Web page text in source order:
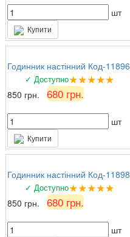
шт
Купити
Годинник настінний Код-11896
✓ Доступно★★★★★
850 грн. 680 грн.
шт
Купити
Годинник настінний Код-11898
✓ Доступно★★★★★
850 грн. 680 грн.
шт